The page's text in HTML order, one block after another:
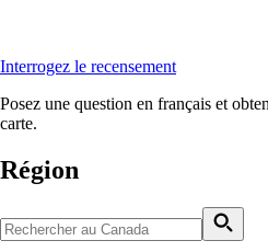
Interrogez le recensement
Posez une question en français et
carte.
Région